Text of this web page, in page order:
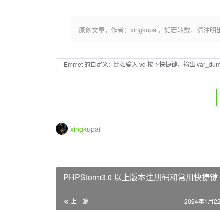
原创文章，作者：xingkupai，如若转载，请注
Emmet 的自定义：比如输入 vd 按下快捷键，输出
xingkupai
PHPStorm3.0 以上版本注册码和常用快捷键
上一篇 2024年1月